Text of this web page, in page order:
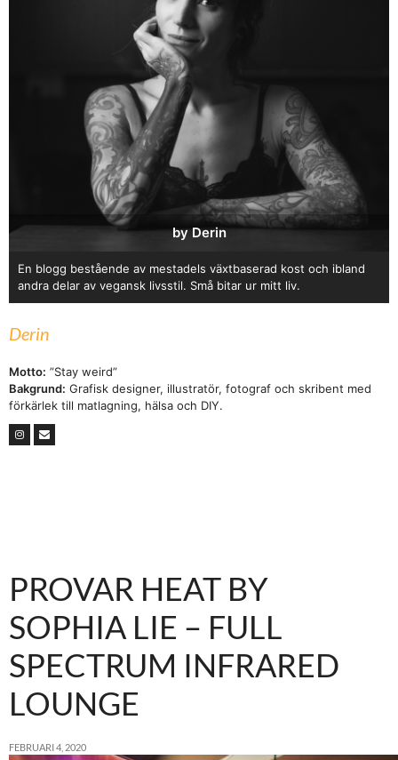
by Derin
En blogg bestående av mestadels växtbaserad kost och ibland
andra delar av vegansk livsstil. Små bitar ur mitt liv.
Derin
Motto: ”Stay weird”
Bakgrund: Grafisk designer, illustratör, fotograf och skribent med
förkärlek till matlagning, hälsa och DIY.
PROVAR HEAT BY
SOPHIA LIE – FULL
SPECTRUM INFRARED
LOUNGE
FEBRUARI 4, 2020